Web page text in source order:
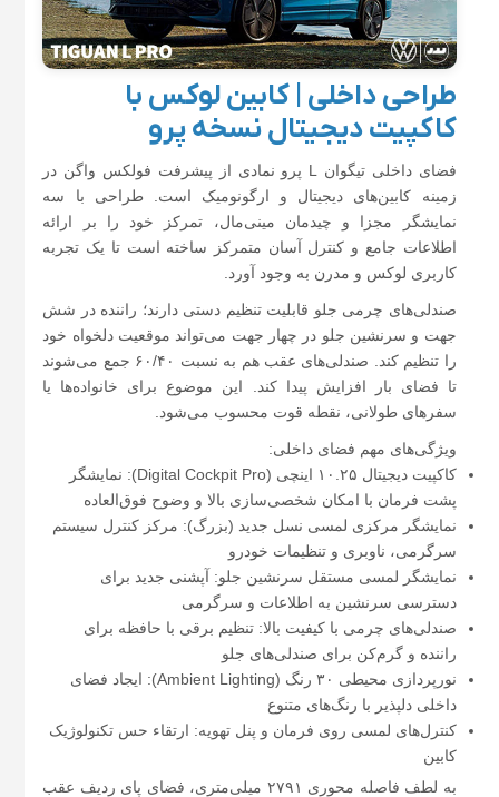
طراحی داخلی | کابین لوکس با
کاکپیت دیجیتال نسخه پرو
فضای داخلی تیگوان L پرو نمادی از پیشرفت فولکس واگن در
زمینه کابین‌های دیجیتال و ارگونومیک است. طراحی با سه
نمایشگر مجزا و چیدمان مینی‌مال، تمرکز خود را بر ارائه
اطلاعات جامع و کنترل آسان متمرکز ساخته است تا یک تجربه
کاربری لوکس و مدرن به وجود آورد.
صندلی‌های چرمی جلو قابلیت تنظیم دستی دارند؛ راننده در شش
جهت و سرنشین جلو در چهار جهت می‌تواند موقعیت دلخواه خود
را تنظیم کند. صندلی‌های عقب هم به نسبت ۶۰/۴۰ جمع می‌شوند
تا فضای بار افزایش پیدا کند. این موضوع برای خانواده‌ها یا
سفرهای طولانی، نقطه قوت محسوب می‌شود.
ویژگی‌های مهم فضای داخلی:
کاکپیت دیجیتال ۱۰.۲۵ اینچی (Digital Cockpit Pro): نمایشگر
پشت فرمان با امکان شخصی‌سازی بالا و وضوح فوق‌العاده
نمایشگر مرکزی لمسی نسل جدید (بزرگ): مرکز کنترل سیستم
سرگرمی، ناوبری و تنظیمات خودرو
نمایشگر لمسی مستقل سرنشین جلو: آپشنی جدید برای
دسترسی سرنشین به اطلاعات و سرگرمی
صندلی‌های چرمی با کیفیت بالا: تنظیم برقی با حافظه برای
راننده و گرم‌کن برای صندلی‌های جلو
نورپردازی محیطی ۳۰ رنگ (Ambient Lighting): ایجاد فضای
داخلی دلپذیر با رنگ‌های متنوع
کنترل‌های لمسی روی فرمان و پنل تهویه: ارتقاء حس تکنولوژیک
کابین
به لطف فاصله محوری ۲۷۹۱ میلی‌متری، فضای پای ردیف عقب